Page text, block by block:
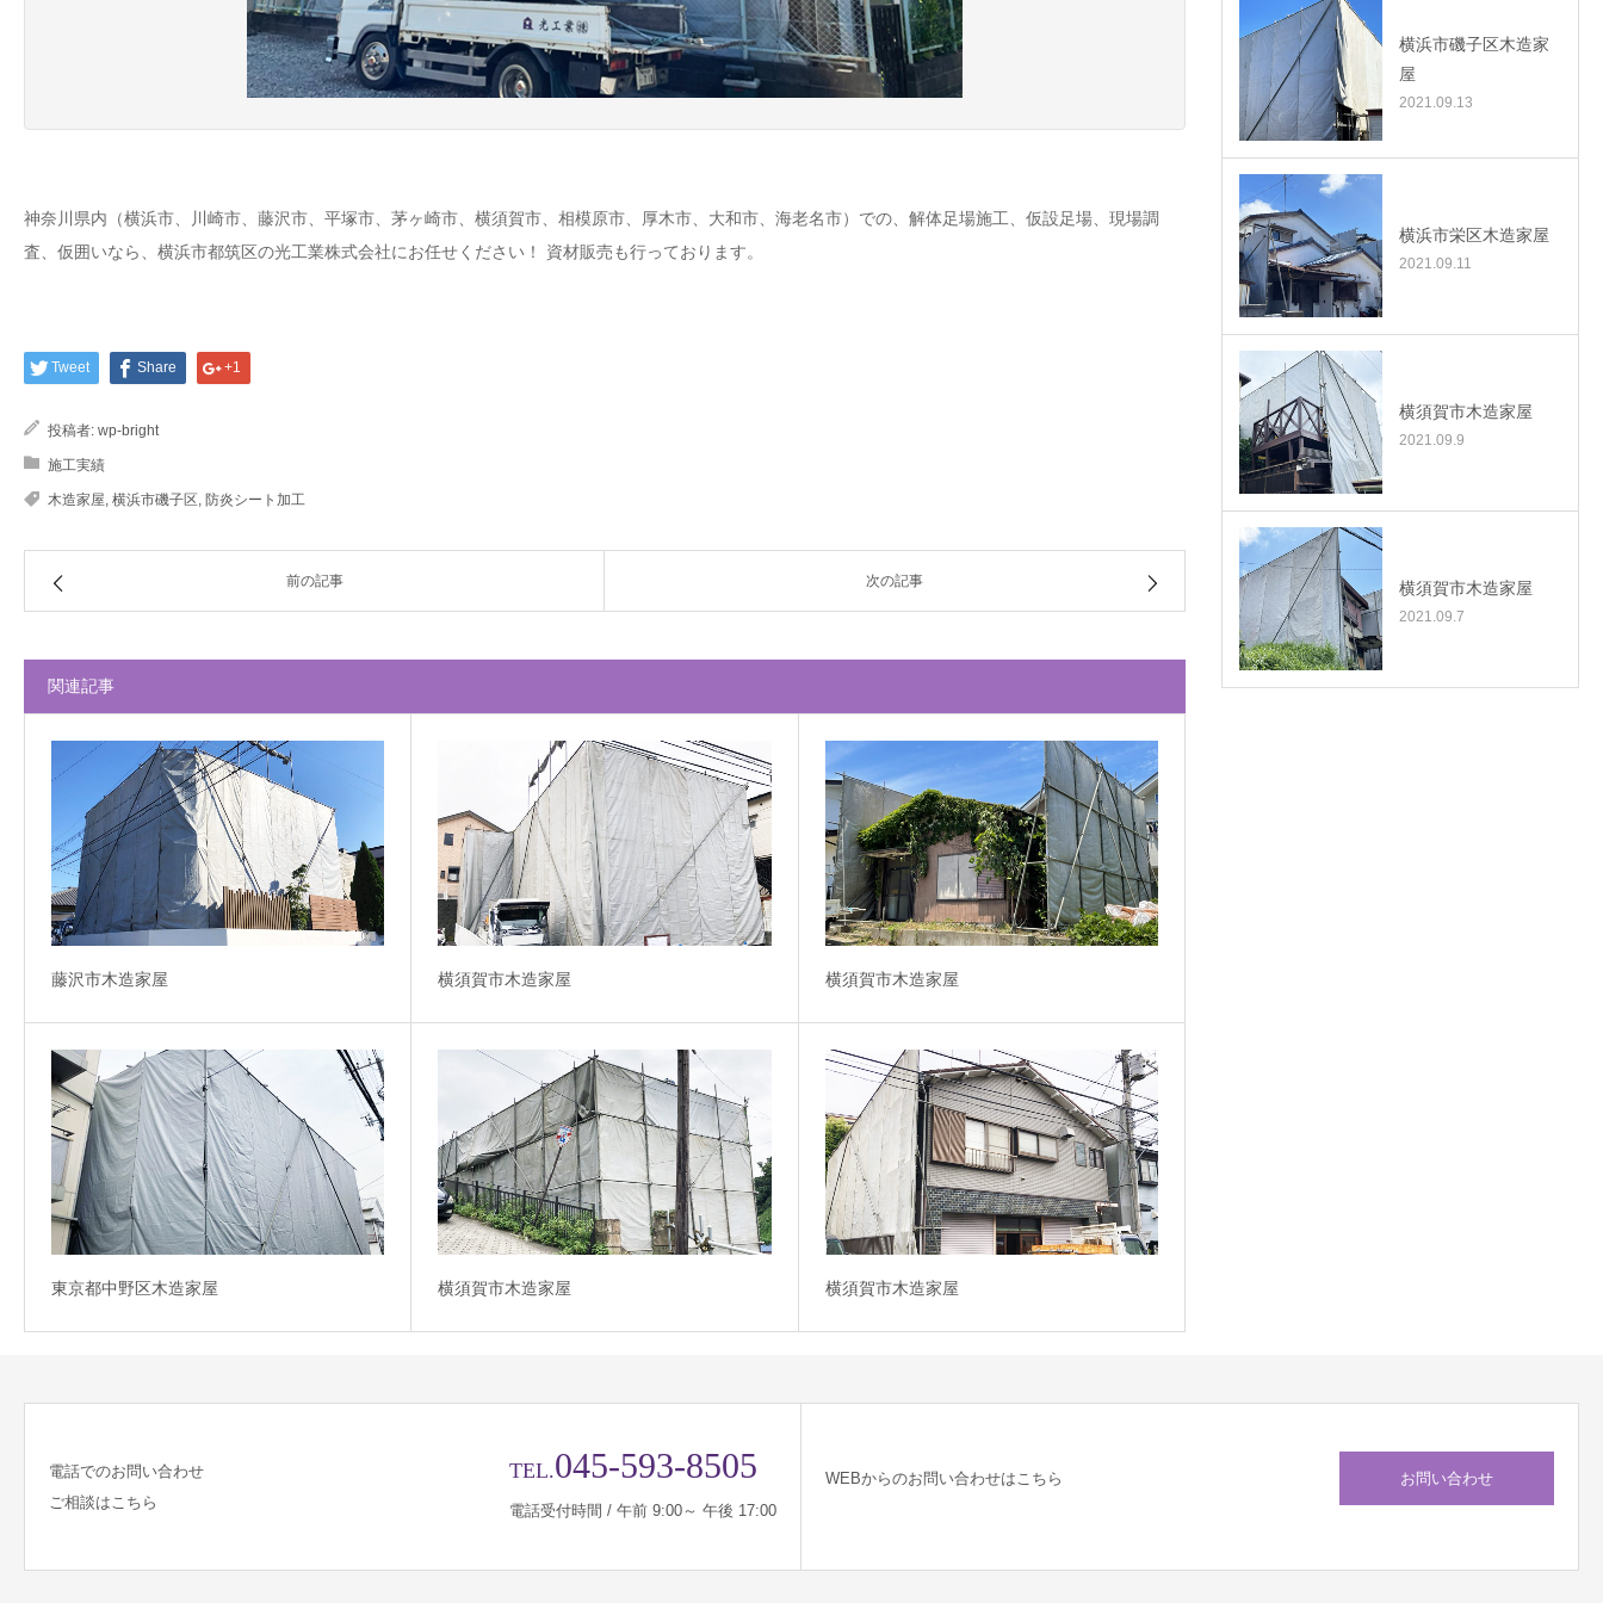
神奈川県内（横浜市、川崎市、藤沢市、平塚市、茅ヶ崎市、横須賀市、相模原市、厚木市、大和市、海老名市）での、解体足場施工、仮設足場、現場調
査、仮囲いなら、横浜市都筑区の光工業株式会社にお任せください！ 資材販売も行っております。
Tweet Share +1
投稿者: wp-bright
施工実績
木造家屋, 横浜市磯子区, 防炎シート加工
前の記事 次の記事
関連記事
藤沢市木造家屋 横須賀市木造家屋 横須賀市木造家屋
東京都中野区木造家屋 横須賀市木造家屋 横須賀市木造家屋
横浜市磯子区木造家
屋
2021.09.13
横浜市栄区木造家屋
2021.09.11
横須賀市木造家屋
2021.09.9
横須賀市木造家屋
2021.09.7
電話でのお問い合わせ
ご相談はこちら
TEL.045-593-8505
電話受付時間 / 午前 9:00～ 午後 17:00
WEBからのお問い合わせはこちら お問い合わせ